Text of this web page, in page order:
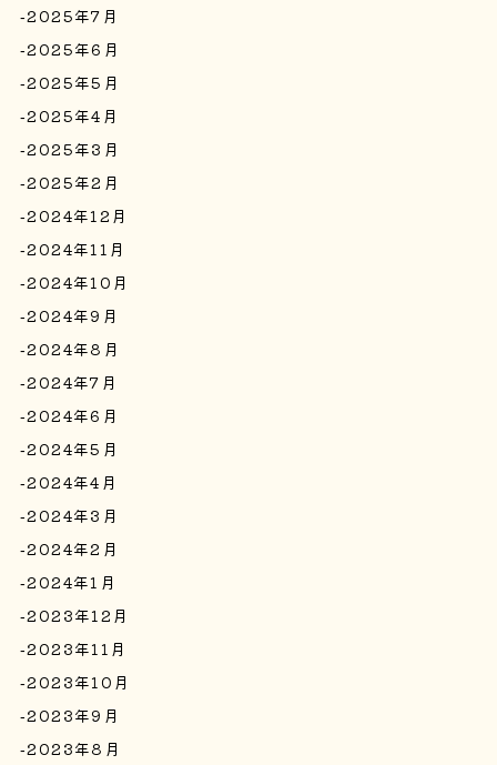
2025年7月
2025年6月
2025年5月
2025年4月
2025年3月
2025年2月
2024年12月
2024年11月
2024年10月
2024年9月
2024年8月
2024年7月
2024年6月
2024年5月
2024年4月
2024年3月
2024年2月
2024年1月
2023年12月
2023年11月
2023年10月
2023年9月
2023年8月